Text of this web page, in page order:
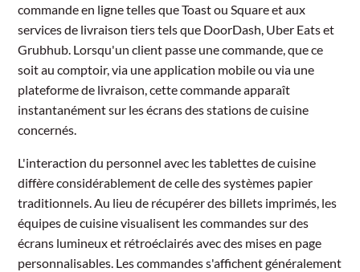
commande en ligne telles que Toast ou Square et aux
services de livraison tiers tels que DoorDash, Uber Eats et
Grubhub. Lorsqu'un client passe une commande, que ce
soit au comptoir, via une application mobile ou via une
plateforme de livraison, cette commande apparaît
instantanément sur les écrans des stations de cuisine
concernés.
L'interaction du personnel avec les tablettes de cuisine
diffère considérablement de celle des systèmes papier
traditionnels. Au lieu de récupérer des billets imprimés, les
équipes de cuisine visualisent les commandes sur des
écrans lumineux et rétroéclairés avec des mises en page
personnalisables. Les commandes s'affichent généralement